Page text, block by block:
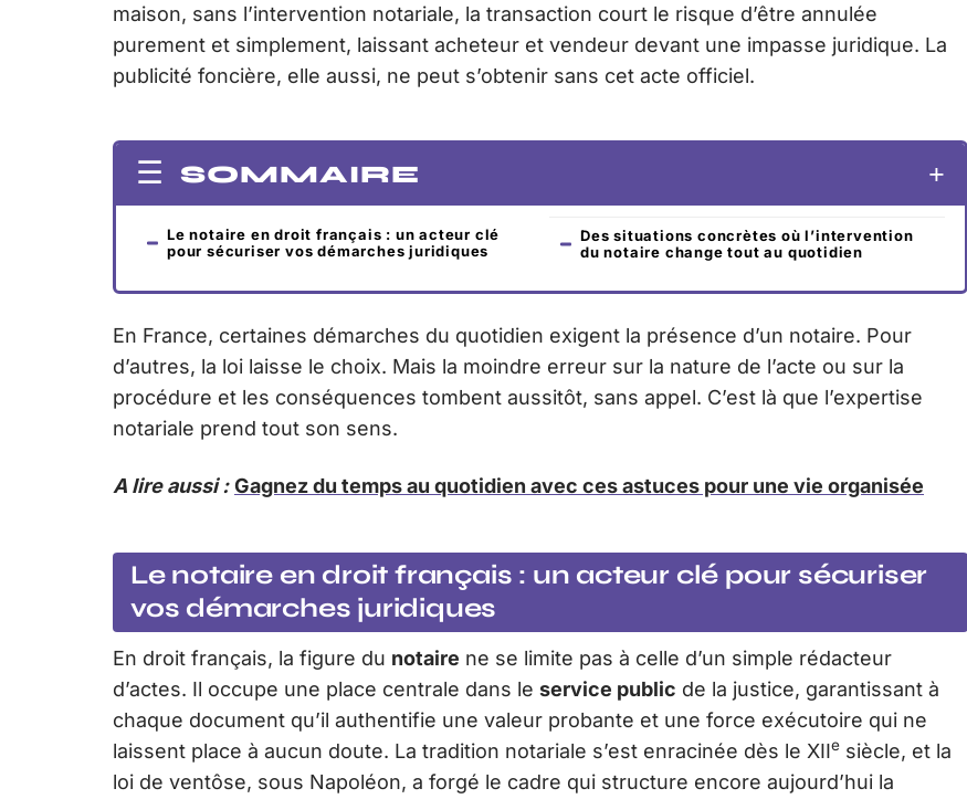
maison, sans l’intervention notariale, la transaction court le risque d’être annulée
purement et simplement, laissant acheteur et vendeur devant une impasse juridique. La
publicité foncière, elle aussi, ne peut s’obtenir sans cet acte officiel.
SOMMAIRE
Le notaire en droit français : un acteur clé
pour sécuriser vos démarches juridiques
Des situations concrètes où l’intervention
du notaire change tout au quotidien
En France, certaines démarches du quotidien exigent la présence d’un notaire. Pour
d’autres, la loi laisse le choix. Mais la moindre erreur sur la nature de l’acte ou sur la
procédure et les conséquences tombent aussitôt, sans appel. C’est là que l’expertise
notariale prend tout son sens.
A lire aussi : Gagnez du temps au quotidien avec ces astuces pour une vie organisée
Le notaire en droit français : un acteur clé pour sécuriser
vos démarches juridiques
En droit français, la figure du notaire ne se limite pas à celle d’un simple rédacteur
d’actes. Il occupe une place centrale dans le service public de la justice, garantissant à
chaque document qu’il authentifie une valeur probante et une force exécutoire qui ne
laissent place à aucun doute. La tradition notariale s’est enracinée dès le XIIe siècle, et la
loi de ventôse, sous Napoléon, a forgé le cadre qui structure encore aujourd’hui la